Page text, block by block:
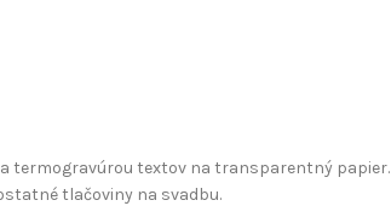
termogravúrou textov na transparentný papier.
tlačoviny na svadbu.